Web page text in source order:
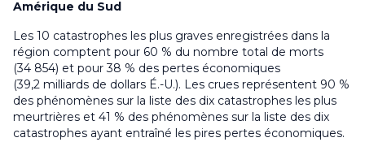
Amérique du Sud
Les 10 catastrophes les plus graves enregistrées dans la
région comptent pour 60 % du nombre total de morts
(34 854) et pour 38 % des pertes économiques
(39,2 milliards de dollars É.-U.). Les crues représentent 90 %
des phénomènes sur la liste des dix catastrophes les plus
meurtrières et 41 % des phénomènes sur la liste des dix
catastrophes ayant entraîné les pires pertes économiques.